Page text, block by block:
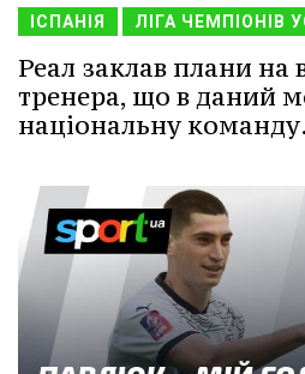
ІСПАНІЯ ЛІГА ЧЕМПІОНІВ
Реал заклав плани на
тренера, що в даний
національну команду.